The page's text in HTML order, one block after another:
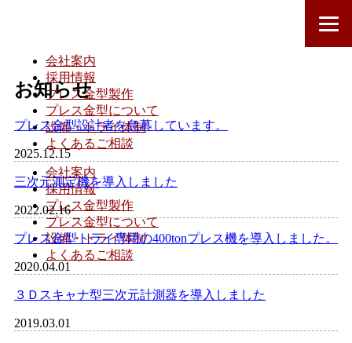
会社案内
採用情報
プレス金型製作
プレス金型について
設備・トライ体制
よくあるご相談
会社案内
採用情報
プレス金型製作
プレス金型について
設備・トライ体制
よくあるご相談
お知らせ
プレス金型設計者を急募しています。
2025.12.15
三次元測定機を導入しました
2022.02.16
プレス金型トライ専用の400tonプレス機を導入しました。
2020.04.01
３Ｄスキャナ型三次元計測器を導入しました
2019.03.01